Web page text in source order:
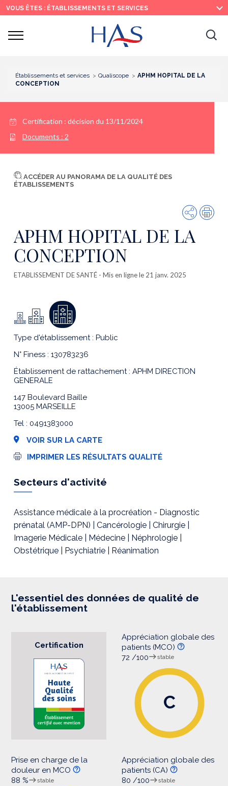
Recherche
Menu
principal
Contenu
principal
VOUS ÊTES : ÉTABLISSEMENTS ET SERVICES
Ouvrir
Établissements et services Qualiscope
APHM HOPITAL DE LA
CONCEPTION
Certification : décision du 13/11/2024
Documents : 2
ACCÉDER AU PANORAMA DE LA QUALITÉ DES
ÉTABLISSEMENTS
Partager
APHM HOPITAL DE LA
CONCEPTION
ETABLISSEMENT DE SANTÉ - Mis en ligne le 21 janv. 2025
Type d'établissement : Public
N° Finess : 130783236
Établissement de rattachement : APHM DIRECTION
GENERALE
147 Boulevard Baille
13005 MARSEILLE
Tel : 0491383000
VOIR SUR LA CARTE
I
e
s
i
o
n
IMPRIMER LES RÉSULTATS QUALITÉ
Secteurs d'activité
Assistance médicale à la procréation - Diagnostic
prénatal (AMP-DPN) | Cancérologie | Chirurgie |
Imagerie Médicale | Médecine | Néphrologie |
Obstétrique | Psychiatrie | Réanimation
L'essentiel des données de qualité de
l'établissement
Certification
Appréciation globale des
patients (MCO)
72 /100
stable
C
Prise en charge de la
douleur en MCO
88 %
stable
Appréciation globale des
patients (CA)
80 /100
stable